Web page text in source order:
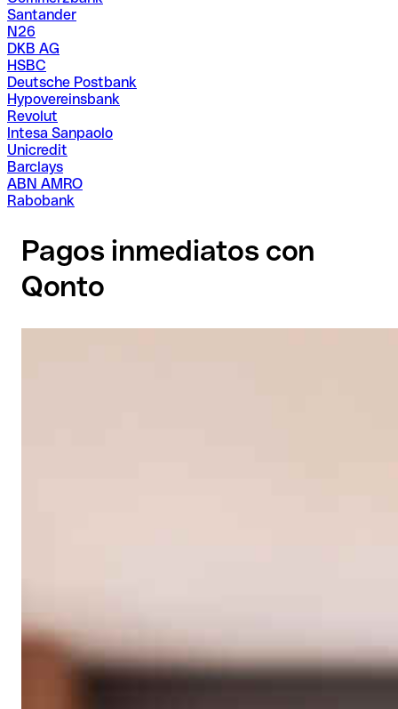
Santander
N26
DKB AG
HSBC
Deutsche Postbank
Hypovereinsbank
Revolut
Intesa Sanpaolo
Unicredit
Barclays
ABN AMRO
Rabobank
Pagos inmediatos con
Qonto